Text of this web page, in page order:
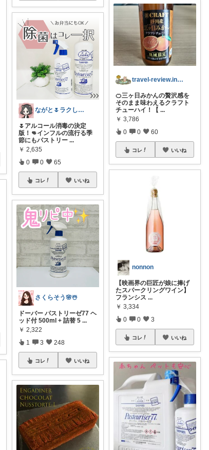
ながと🌷ラクしてときめく暮らし
🌷アルコール消毒の決定
版！👊インフルの流行る季
節にもパストリー ...
￥ 2,635
0 0 65
コレ いいね
さくらそう‪🌸☃️
ドーバー パストリーゼ77 ヘ
ッド付 500ml + 詰替 5 ...
￥ 2,322
1 3 248
コレ いいね
travel-review.info✈️
🍊三ヶ日みかんの贅沢感を
そのまま味わえるクラフト
チューハイ！【 ...
￥ 3,786
0 0 60
コレ いいね
nonnon
【映画界の巨匠が娘に捧げ
たスパークリングワイン】
フランシス ...
￥ 3,334
0 0 3
コレ いいね